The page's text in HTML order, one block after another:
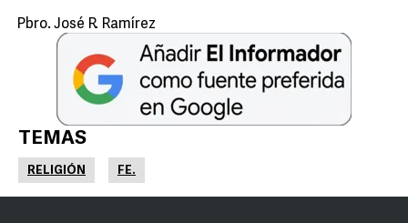
Pbro. José R. Ramírez
TEMAS
RELIGIÓN FE.